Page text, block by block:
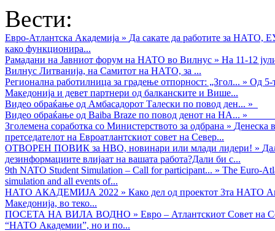
Вести:
Евро-Атлантска Академија » Да сакате да работите за НАТО,
како функционира...
Рамадани на Јавниот форум на НАТО во Вилнус » На 11-12
Вилнус Литванија, на Самитот на НАТО, за ...
Регионална работилница за градење отпорност: „Згол... » Од 5-
Македонија и девет партнери од балканските и Више...
Видео обраќањe од Амбасадорот Талески по повод ден... »
Видео обраќање од Baiba Braze по повод денот на НА... »
Зголемена соработка со Министерството за одбрана » Денеска
претседателот на Евроатлантскиот совет на Север...
ОТВОРЕН ПОВИК за НВО, новинари или млади лидери! »
дезинформациите влијаат на вашата работа?Дали би с...
9th NATO Student Simulation – Call for participant... » The Euro-
simulation and all events of...
НАТО АКАДЕМИЈА 2022 » Како дел од проектот 3та НАТО
Македонија, во теко...
ПОСЕТА НА ВИЛА ВОДНО » Евро – Атлантскиот Совет на
“НАТО Академии”, но и по...